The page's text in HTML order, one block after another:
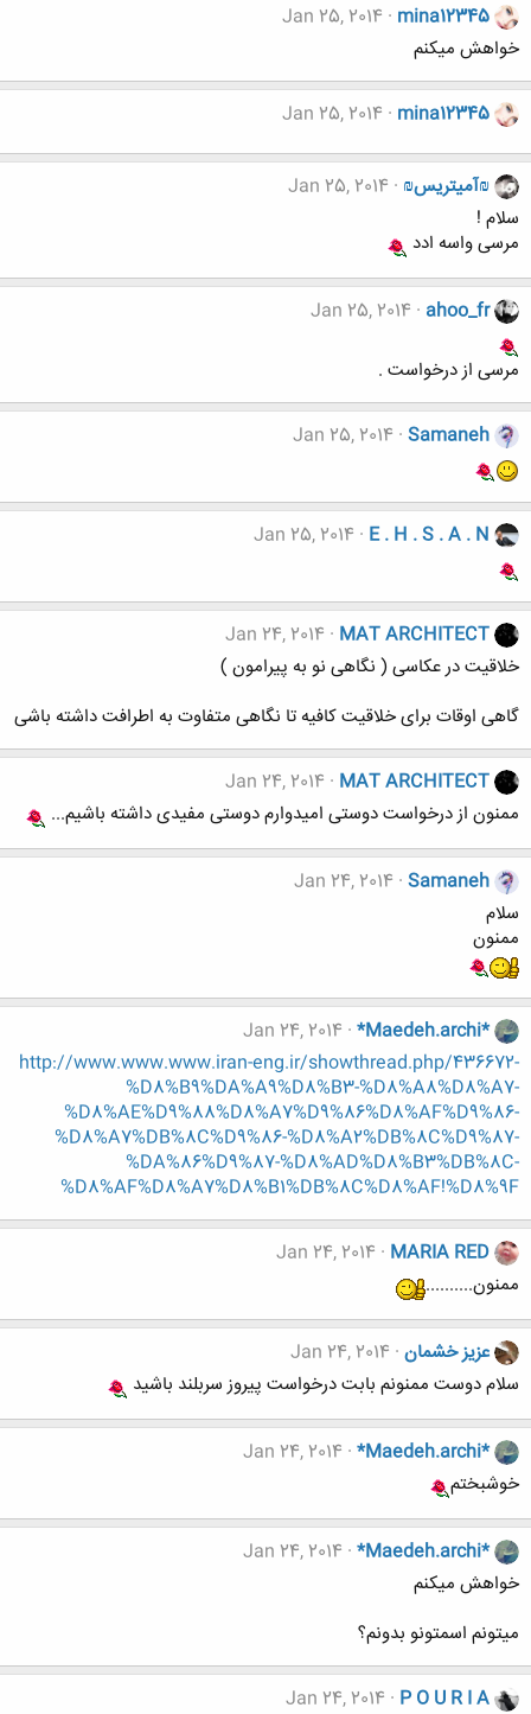
mina12345
Jan 25, 2014
خواهش ميكنم
mina12345
Jan 25, 2014
₪آمیتریس₪ Jan 25, 2014
سلام !
مرسی واسه ادد
ahoo_fr
Jan 25, 2014
مرسی از درخواست .
Samaneh
Jan 25, 2014
E . H . S . A . N
Jan 25, 2014
MAT ARCHITECT
Jan 24, 2014
خلاقیت در عکاسی ( نگاهی نو به پیرامون )
گاهی اوقات برای خلاقیت کافیه تا نگاهی متفاوت به اطرافت داشته باشی
MAT ARCHITECT
Jan 24, 2014
ممنون از درخواست دوستی امیدوارم دوستی مفیدی داشته باشیم...
Samaneh
Jan 24, 2014
سلام
ممنون
*Maedeh.archi*
Jan 24, 2014
http://www.www.www.iran-eng.ir/showthread.php/436672-
%D8%B9%DA%A9%D8%B3-%D8%A8%D8%A7-
%D8%AE%D9%88%D8%A7%D9%86%D8%AF%D9%86-
%D8%A7%DB%8C%D9%86-%D8%A2%DB%8C%D9%87-
%DA%86%D9%87-%D8%AD%D8%B3%DB%8C-
%D8%AF%D8%A7%D8%B1%DB%8C%D8%AF!%D8%9F
MARIA RED
Jan 24, 2014
ممنون..........
عزيز خشمان Jan 24, 2014
سلام دوست ممنونم بابت درخواست پيروز سربلند باشيد
*Maedeh.archi*
Jan 24, 2014
خوشبختم
*Maedeh.archi*
Jan 24, 2014
خواهش میکنم
میتونم اسمتونو بدونم؟
P O U R I A
Jan 24, 2014